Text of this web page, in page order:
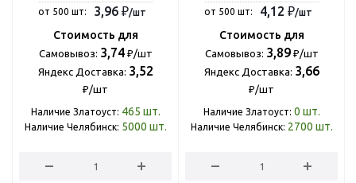
от 500 шт:
3,96 ₽/шт
Стоимость для
Самовывоз: 3,74₽/шт
Яндекс Доставка: 3,52
₽/шт
Наличие Златоуст: 465 шт.
Наличие Челябинск: 5000 шт.
от 500 шт:
4,12 ₽/шт
Стоимость для
Самовывоз: 3,89₽/шт
Яндекс Доставка: 3,66
₽/шт
Наличие Златоуст: 0 шт.
Наличие Челябинск: 2700 шт.